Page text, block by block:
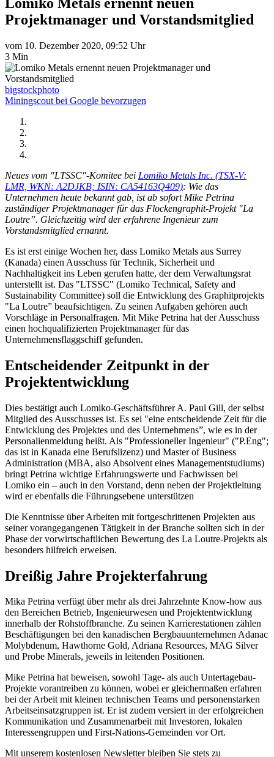
Projektmanager und Vorstandsmitglied
vom 10. Dezember 2020, 09:52 Uhr
3 Min
bigstockphoto
Miningscout bei Google bevorzugen
Neues vom "LTSSC"-Komitee bei Lomiko Metals Inc. (TSX-V:
LMR, WKN: A2DJKB; ISIN: CA54163Q409): Wie das
Unternehmen heute bekannt gab, ist ab sofort Mike Petrina
zuständiger Projektmanager für das Flockengraphit-Projekt "La
Loutre”. Gleichzeitig wird der erfahrene Ingenieur zum
Vorstandsmitglied ernannt.
Es ist erst einige Wochen her, dass Lomiko Metals aus Surrey
(Kanada) einen Ausschuss für Technik, Sicherheit und
Nachhaltigkeit ins Leben gerufen hatte, der dem Verwaltungsrat
unterstellt ist. Das "LTSSC" (Lomiko Technical, Safety and
Sustainability Committee) soll die Entwicklung des Graphitprojekts
"La Loutre” beaufsichtigen. Zu seinen Aufgaben gehören auch
Vorschläge in Personalfragen. Mit Mike Petrina hat der Ausschuss
einen hochqualifizierten Projektmanager für das
Unternehmensflaggschiff gefunden.
Entscheidender Zeitpunkt in der
Projektentwicklung
Dies bestätigt auch Lomiko-Geschäftsführer A. Paul Gill, der selbst
Mitglied des Ausschusses ist. Es sei "eine entscheidende Zeit für die
Entwicklung des Projektes und des Unternehmens”, wie es in der
Personalienmeldung heißt. Als "Professioneller Ingenieur" ("P.Eng";
das ist in Kanada eine Berufslizenz) und Master of Business
Administration (MBA, also Absolvent eines Managementstudiums)
bringt Petrina wichtige Erfahrungswerte und Fachwissen bei
Lomiko ein – auch in den Vorstand, denn neben der Projektleitung
wird er ebenfalls die Führungsebene unterstützen
Die Kenntnisse über Arbeiten mit fortgeschrittenen Projekten aus
seiner vorangegangenen Tätigkeit in der Branche sollten sich in der
Phase der vorwirtschaftlichen Bewertung des La Loutre-Projekts als
besonders hilfreich erweisen.
Dreißig Jahre Projekterfahrung
Mika Petrina verfügt über mehr als drei Jahrzehnte Know-how aus
den Bereichen Betrieb, Ingenieurwesen und Projektentwicklung
innerhalb der Rohstoffbranche. Zu seinen Karrierestationen zählen
Beschäftigungen bei den kanadischen Bergbauunternehmen Adanac
Molybdenum, Hawthorne Gold, Adriana Resources, MAG Silver
und Probe Minerals, jeweils in leitenden Positionen.
Mike Petrina hat beweisen, sowohl Tage- als auch Untertagebau-
Projekte vorantreiben zu können, wobei er gleichermaßen erfahren
bei der Arbeit mit kleinen technischen Teams und personenstarken
Arbeitseinsatzgruppen ist. Er ist zudem versiert in der erfolgreichen
Kommunikation und Zusammenarbeit mit Investoren, lokalen
Interessengruppen und First-Nations-Gemeinden vor Ort.
Mit unserem kostenlosen Newsletter bleiben Sie stets zu